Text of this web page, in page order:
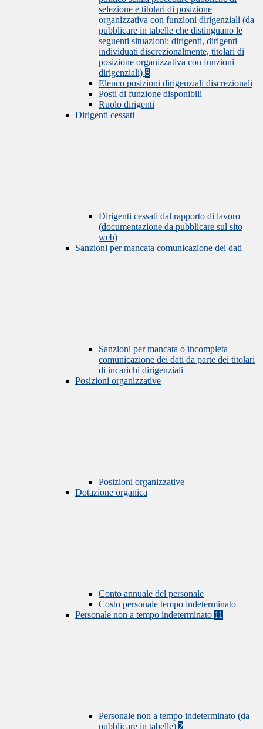
selezione e titolari di posizione
organizzativa con funzioni dirigenziali (da
pubblicare in tabelle che distinguano le
seguenti situazioni: dirigenti, dirigenti
individuati discrezionalmente, titolari di
posizione organizzativa con funzioni
dirigenziali) 8
Elenco posizioni dirigenziali discrezionali
Posti di funzione disponibili
Ruolo dirigenti
Dirigenti cessati
Dirigenti cessati dal rapporto di lavoro
(documentazione da pubblicare sul sito
web)
Sanzioni per mancata comunicazione dei dati
Sanzioni per mancata o incompleta
comunicazione dei dati da parte dei titolari
di incarichi dirigenziali
Posizioni organizzative
Posizioni organizzative
Dotazione organica
Conto annuale del personale
Costo personale tempo indeterminato
Personale non a tempo indeterminato 11
Personale non a tempo indeterminato (da
pubblicare in tabelle) 2